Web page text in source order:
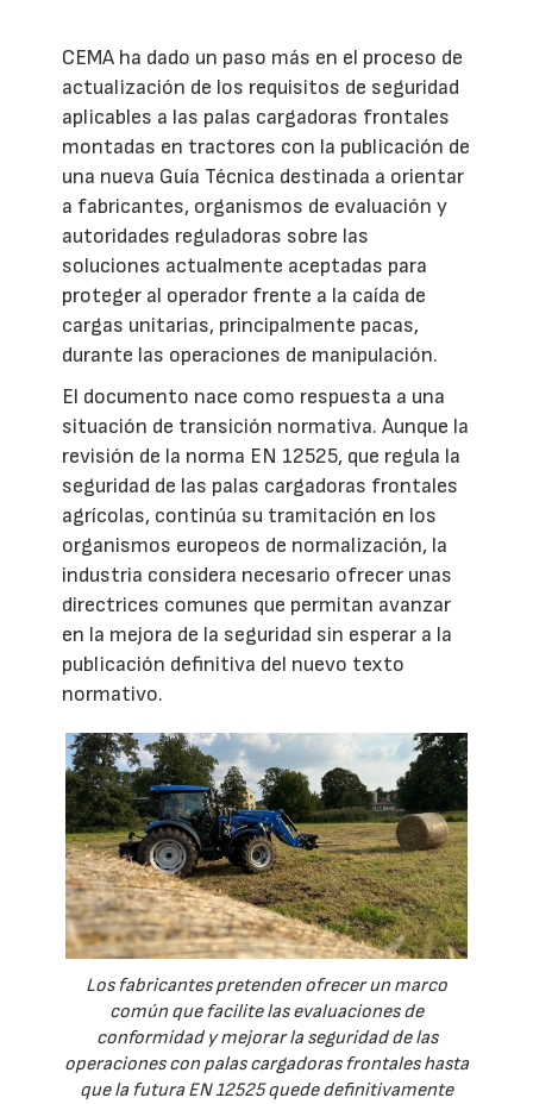
CEMA ha dado un paso más en el proceso de
actualización de los requisitos de seguridad
aplicables a las palas cargadoras frontales
montadas en tractores con la publicación de
una nueva Guía Técnica destinada a orientar
a fabricantes, organismos de evaluación y
autoridades reguladoras sobre las
soluciones actualmente aceptadas para
proteger al operador frente a la caída de
cargas unitarias, principalmente pacas,
durante las operaciones de manipulación.
El documento nace como respuesta a una
situación de transición normativa. Aunque la
revisión de la norma EN 12525, que regula la
seguridad de las palas cargadoras frontales
agrícolas, continúa su tramitación en los
organismos europeos de normalización, la
industria considera necesario ofrecer unas
directrices comunes que permitan avanzar
en la mejora de la seguridad sin esperar a la
publicación definitiva del nuevo texto
normativo.
Los fabricantes pretenden ofrecer un marco
común que facilite las evaluaciones de
conformidad y mejorar la seguridad de las
operaciones con palas cargadoras frontales hasta
que la futura EN 12525 quede definitivamente